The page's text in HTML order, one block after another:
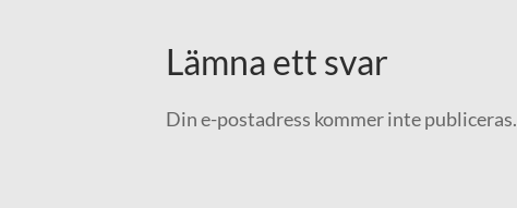
Lämna ett svar
Din e-postadress kommer inte publiceras.